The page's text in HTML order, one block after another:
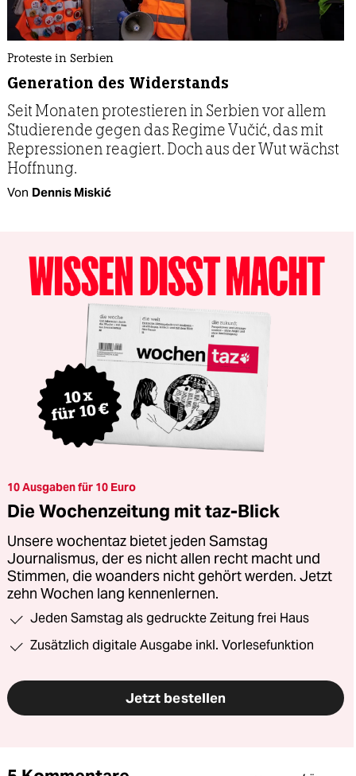
Proteste in Serbien
Generation des Widerstands
Seit Monaten protestieren in Serbien vor allem
Studierende gegen das Regime Vučić, das mit
Repressionen reagiert. Doch aus der Wut wächst
Hoffnung.
Von Dennis Miskić
10 Ausgaben für 10 Euro
Die Wochenzeitung mit taz-Blick
Unsere wochentaz bietet jeden Samstag
Journalismus, der es nicht allen recht macht und
Stimmen, die woanders nicht gehört werden. Jetzt
zehn Wochen lang kennenlernen.
Jeden Samstag als gedruckte Zeitung frei Haus
Zusätzlich digitale Ausgabe inkl. Vorlesefunktion
Jetzt bestellen